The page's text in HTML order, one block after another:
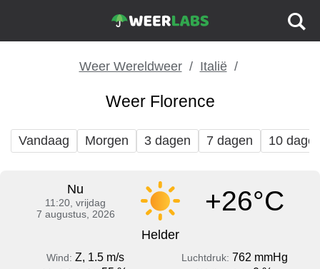
Weer Wereldweer Italië
Weer Florence
Vandaag Morgen 3 dagen 7 dagen 10
Nu
11:20, vrijdag
7 augustus, 2026
+26°C
Helder
Wind: Z, 1.5 m/s Luchtdruk: 762 mmHg